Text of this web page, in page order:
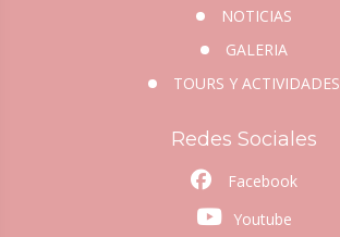
NOTICIAS
GALERIA
TOURS Y ACTIVIDADES
Redes Sociales
Facebook
Youtube